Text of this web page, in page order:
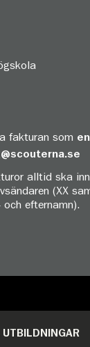
fakturan som en
alltid ska
(XX
efternamn).
UTBILDNINGAR